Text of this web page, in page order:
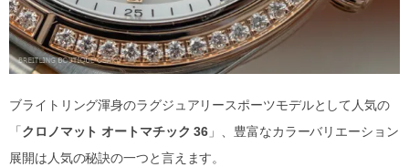
ブライトリング渾身のラグジュアリースポーツモデルとして人気の
「クロノマット オートマチック 36 」、豊富なカラーバリエーション
展開は人気の秘訣の一つと言えます。